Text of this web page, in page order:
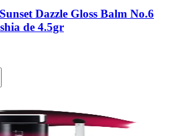
Dazzle Gloss Balm No.6
de 4.5gr